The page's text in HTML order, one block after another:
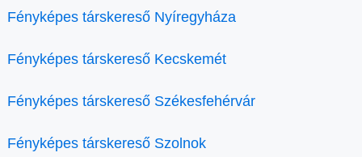
Fényképes társkereső Nyíregyháza
Fényképes társkereső Kecskemét
Fényképes társkereső Székesfehérvár
Fényképes társkereső Szolnok